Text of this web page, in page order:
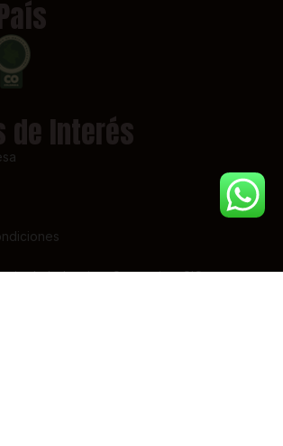
de Interés
de Industria y Comercio – SIC